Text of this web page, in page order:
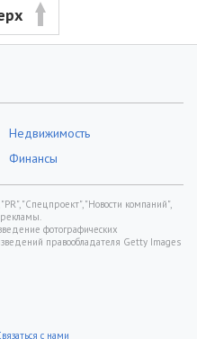
Недвижимость
Финансы
"Спецпроект", "Новости компаний",
рекламы.
фотографических
правообладателя Getty Images
с нами